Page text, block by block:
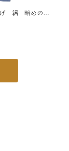
絽 暗めの薄
水と草花 反端
加工済み 裄丈6